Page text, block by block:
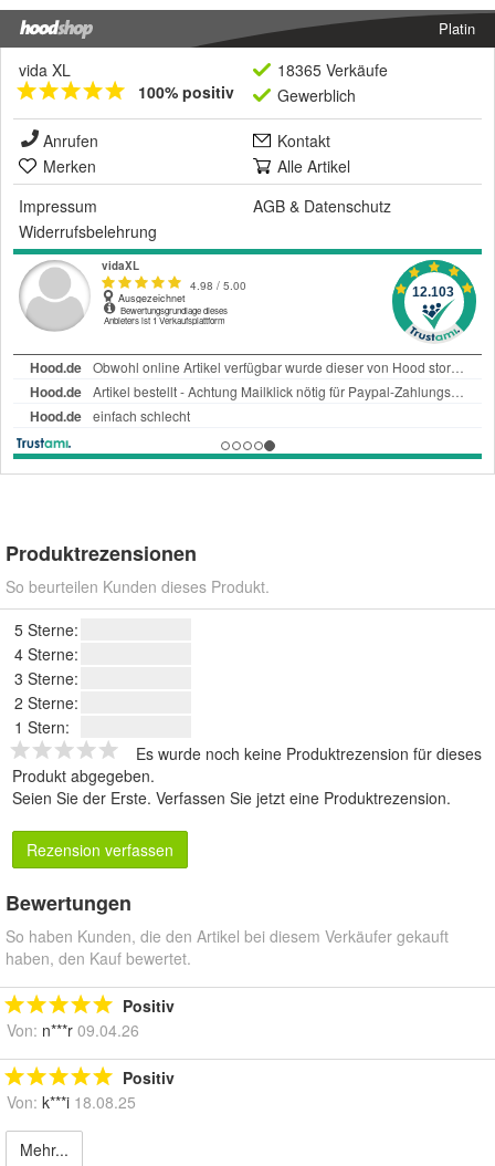
Platin
vida XL
100% positiv
18365 Verkäufe
Gewerblich
Anrufen
Kontakt
Merken
Alle Artikel
Impressum
AGB & Datenschutz
Widerrufsbelehrung
Produktrezensionen
So beurteilen Kunden dieses Produkt.
5 Sterne:
4 Sterne:
3 Sterne:
2 Sterne:
1 Stern:
Es wurde noch keine Produktrezension für dieses
Produkt abgegeben.
Seien Sie der Erste. Verfassen Sie jetzt eine Produktrezension.
Rezension verfassen
Bewertungen
So haben Kunden, die den Artikel bei diesem Verkäufer gekauft
haben, den Kauf bewertet.
Positiv
Von: n***r 09.04.26
Positiv
Von: k***i 18.08.25
Mehr...